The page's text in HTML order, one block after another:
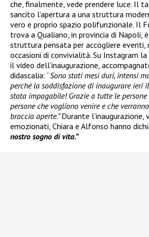
che, finalmente, vede prendere luce. Il
sancito l’apertura a una struttura
vero e proprio spazio polifunzionale. Il
trova a Qualiano, in provincia di Napoli,
struttura pensata per accogliere eventi,
occasioni di convivialità. Su Instagram la
il video dell’inaugurazione,
didascalia: “Sono stati mesi duri, intensi
perché la soddisfazione di inaugurare ieri
stata impagabile! Grazie a tutte le persone
persone che vogliono venire e che
braccia aperte.”Durante l’inaugurazione,
emozionati, Chiara e Alfonso hanno
nostro sogno di vita.”